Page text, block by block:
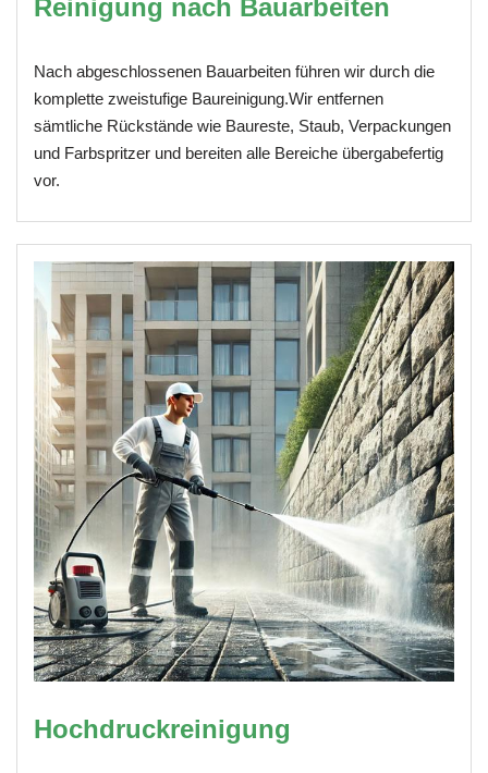
Reinigung nach Bauarbeiten
Nach abgeschlossenen Bauarbeiten führen wir durch die
komplette zweistufige Baureinigung.Wir entfernen
sämtliche Rückstände wie Baureste, Staub, Verpackungen
und Farbspritzer und bereiten alle Bereiche übergabefertig
vor.
Hochdruckreinigung